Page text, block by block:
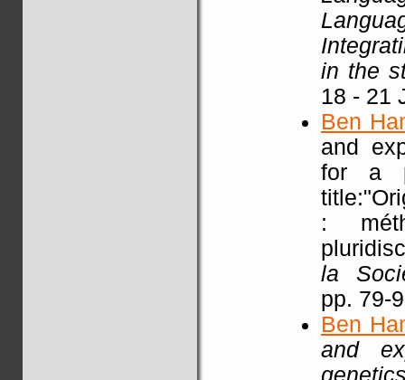
in the
18 - 21
Ben
and
for a
:
la
pp. 79-
Ben
and